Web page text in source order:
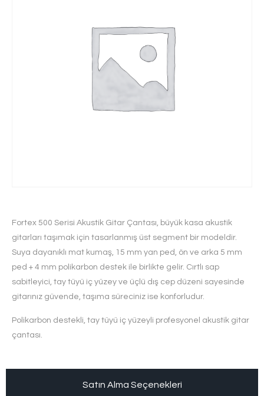
Fortex 500 Serisi Akustik Gitar Çantası, büyük kasa akustik
gitarları taşımak için tasarlanmış üst segment bir modeldir.
Suya dayanıklı mat kumaş, 15 mm yan ped, ön ve arka 5 mm
ped + 4 mm polikarbon destek ile birlikte gelir. Cırtlı sap
sabitleyici, tay tüyü iç yüzey ve üçlü dış cep düzeni sayesinde
gitarınız güvende, taşıma süreciniz ise konforludur.
Polikarbon destekli, tay tüyü iç yüzeyli profesyonel akustik gitar
çantası.
Satın Alma Seçenekleri